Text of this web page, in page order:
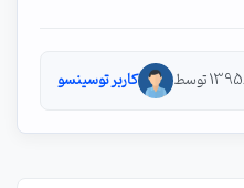
کاربر توسینسو